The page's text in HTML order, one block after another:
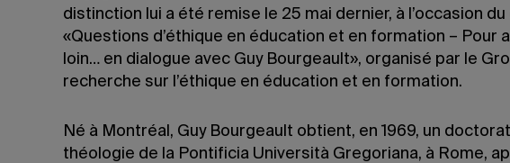
distinction lui a été remise le 25 mai dernier, à l’occasion
«Questions d’éthique en éducation et en formation – Pour
loin… en dialogue avec Guy Bourgeault», organisé par le
recherche sur l’éthique en éducation et en formation.
Né à Montréal, Guy Bourgeault obtient, en 1969, un
théologie de la Pontificia Università Gregoriana, à Rome,